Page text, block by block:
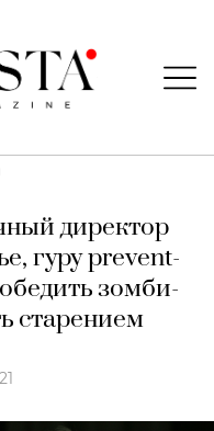
директор
гуру prevent-
зомби-
старением